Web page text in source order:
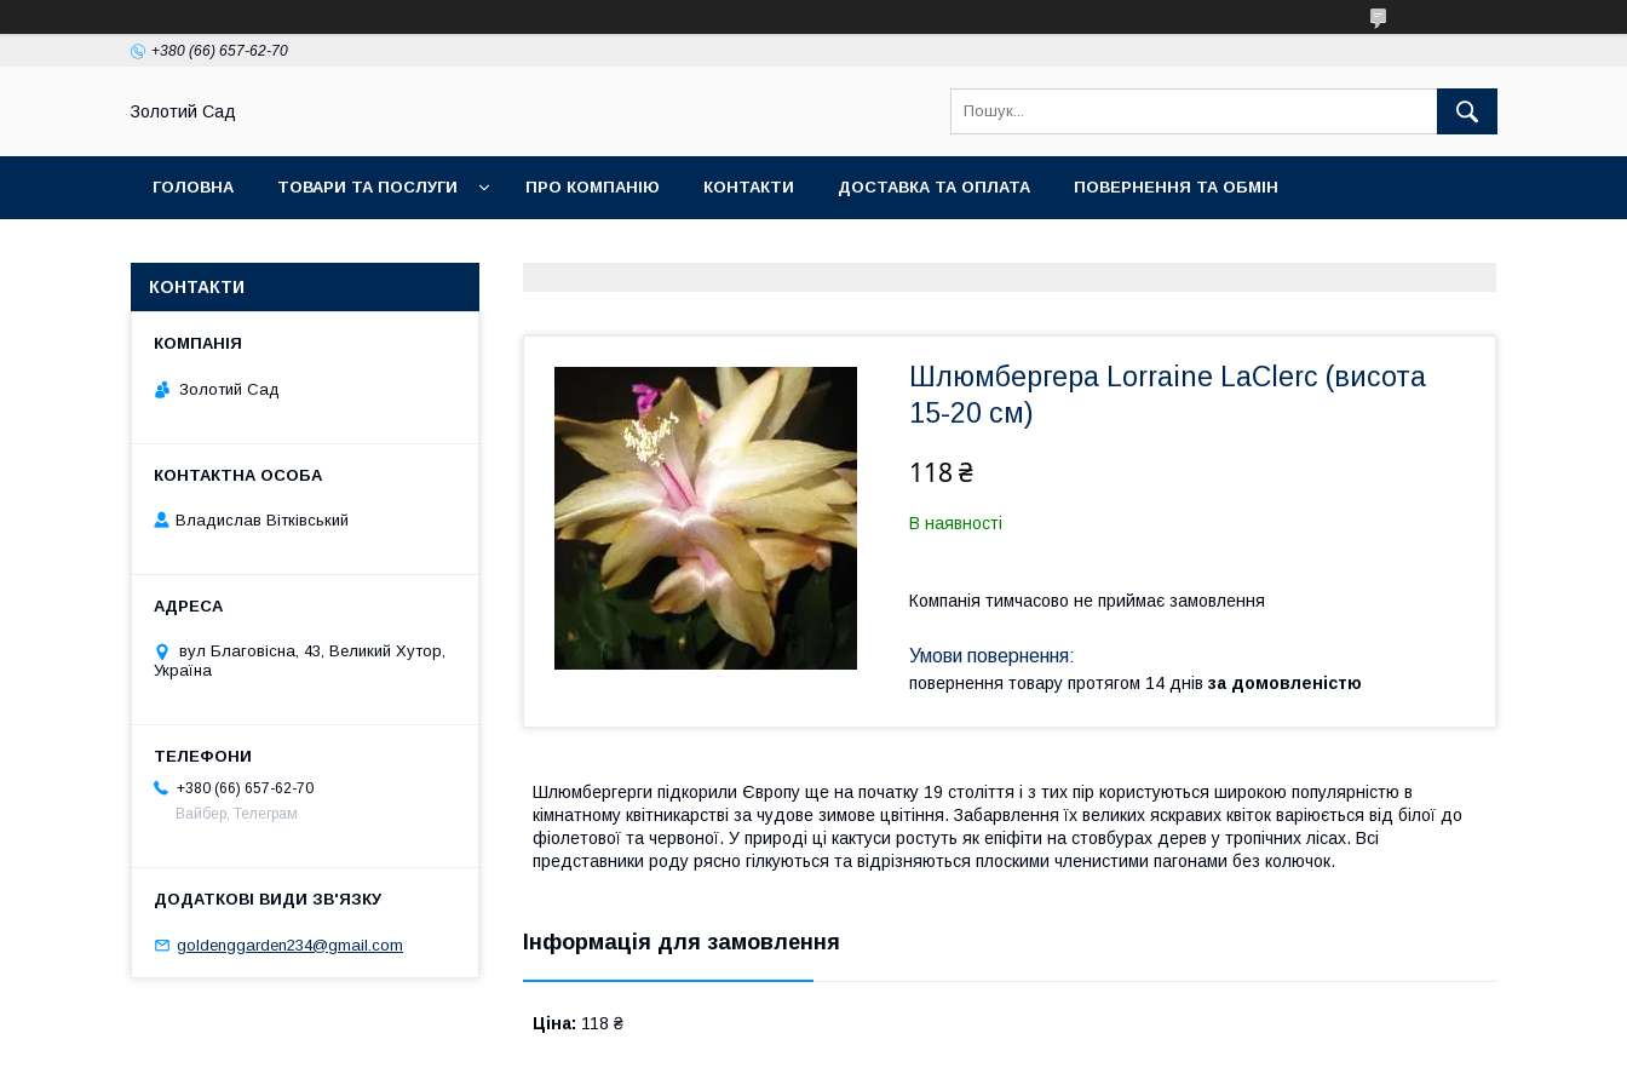
+380 (66) 657-62-70
Золотий Сад
ГОЛОВНА ТОВАРИ ТА ПОСЛУГИ ПРО КОМПАНІЮ КОНТАКТИ ДОСТАВКА ТА ОПЛАТА ПОВЕРНЕННЯ ТА ОБМІН
Шлюмбергера Lorraine LaClerc (висота
15-20 см)
118 ₴
В наявності
Компанія тимчасово не приймає замовлення
повернення товару протягом 14 днів за домовленістю
Шлюмбергерги підкорили Європу ще на початку 19 століття і з тих пір користуються широкою популярністю в
кімнатному квітникарстві за чудове зимове цвітіння. Забарвлення їх великих яскравих квіток варіюється від білої до
фіолетової та червоної. У природі ці кактуси ростуть як епіфіти на стовбурах дерев у тропічних лісах. Всі
представники роду рясно гілкуються та відрізняються плоскими членистими пагонами без колючок.
Інформація для замовлення
Ціна: 118 ₴
КОНТАКТИ
Золотий Сад
Владислав Вітківський
вул Благовісна, 43, Великий Хутор,
Україна
+380 (66) 657-62-70
Вайбер, Телеграм
goldenggarden234@gmail.com